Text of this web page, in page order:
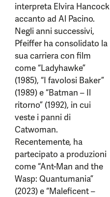
interpreta Elvira Hancock
accanto ad Al Pacino.
Negli anni successivi,
Pfeiffer ha consolidato la
sua carriera con film
come “Ladyhawke”
(1985), “I favolosi Baker”
(1989) e “Batman – Il
ritorno” (1992), in cui
veste i panni di
Catwoman.
Recentemente, ha
partecipato a produzioni
come “Ant-Man and the
Wasp: Quantumania”
(2023) e “Maleficent –